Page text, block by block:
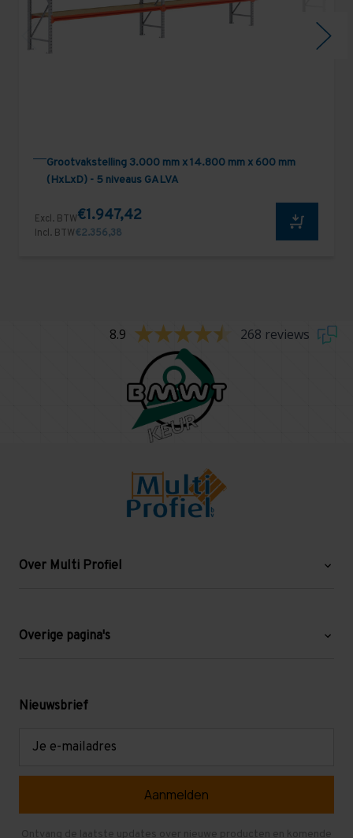
Grootvakstelling 3.000 mm x 14.800 mm x 600 mm
(HxLxD) - 5 niveaus GALVA
Excl. BTW€1.947,42
Incl. BTW€2.356,38
8.9 268 reviews
Over Multi Profiel
Blog
Levering en afhalen
Overige pagina's
Mezzanine
Gebruikte entresolvloeren
Nieuwsbrief
Ontvang de laatste updates over nieuwe producten en komende